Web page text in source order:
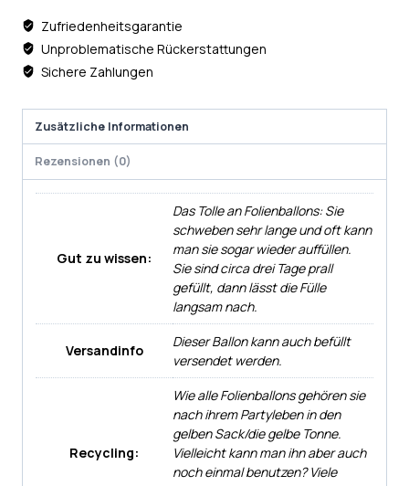
Zufriedenheitsgarantie
Unproblematische Rückerstattungen
Sichere Zahlungen
Zusätzliche Informationen
Rezensionen (0)
Gut zu wissen:
Das Tolle an Folienballons: Sie
schweben sehr lange und oft kann
man sie sogar wieder auffüllen.
Sie sind circa drei Tage prall
gefüllt, dann lässt die Fülle
langsam nach.
Versandinfo
Dieser Ballon kann auch befüllt
versendet werden.
Recycling:
Wie alle Folienballons gehören sie
nach ihrem Partyleben in den
gelben Sack/die gelbe Tonne.
Vielleicht kann man ihn aber auch
noch einmal benutzen? Viele